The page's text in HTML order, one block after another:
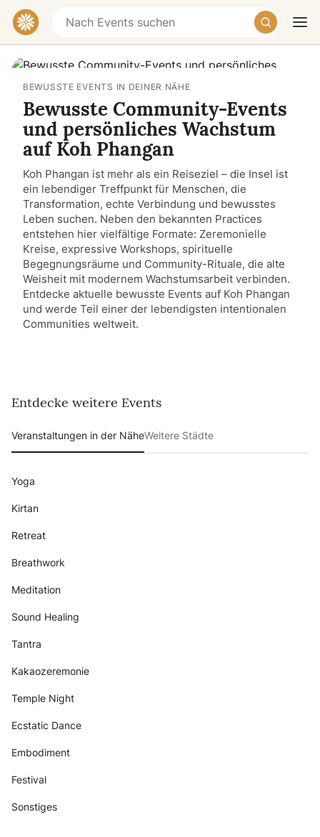
HeuteMorgenWochenende
BEWUSSTE EVENTS IN DEINER NÄHE
Bewusste Community-Events
und persönliches Wachstum
auf Koh Phangan
Koh Phangan ist mehr als ein Reiseziel – die Insel ist
ein lebendiger Treffpunkt für Menschen, die
Transformation, echte Verbindung und bewusstes
Leben suchen. Neben den bekannten Practices
entstehen hier vielfältige Formate: Zeremonielle
Kreise, expressive Workshops, spirituelle
Begegnungsräume und Community-Rituale, die alte
Weisheit mit modernem Wachstumsarbeit verbinden.
Entdecke aktuelle bewusste Events auf Koh Phangan
und werde Teil einer der lebendigsten intentionalen
Communities weltweit.
Entdecke weitere Events
Veranstaltungen in der NäheWeitere Städte
Yoga
Kirtan
Retreat
Breathwork
Meditation
Sound Healing
Tantra
Kakaozeremonie
Temple Night
Ecstatic Dance
Embodiment
Festival
Sonstiges